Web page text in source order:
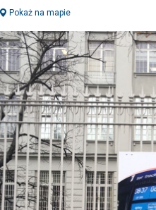
Pokaż na mapie